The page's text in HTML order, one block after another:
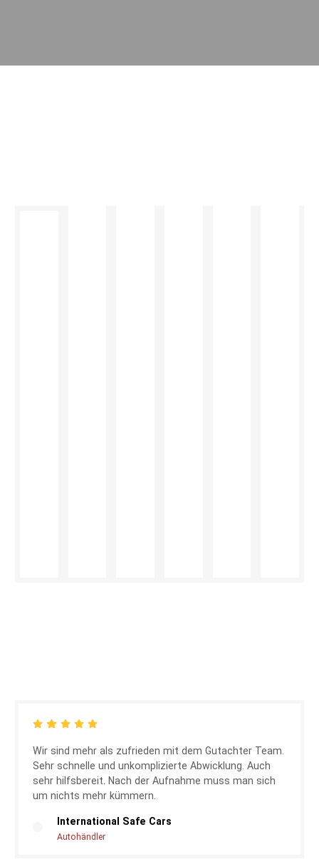
Wir sind mehr als zufrieden mit dem Gutachter Team.
Sehr schnelle und unkomplizierte Abwicklung. Auch
sehr hilfsbereit. Nach der Aufnahme muss man sich
um nichts mehr kümmern.
International Safe Cars
Autohändler